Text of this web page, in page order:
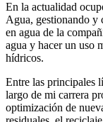
En la actualidad
Agua, gestionando y
en agua de la
agua y hacer un uso
hídricos.
Entre las principales
largo de mi carrera
optimización de